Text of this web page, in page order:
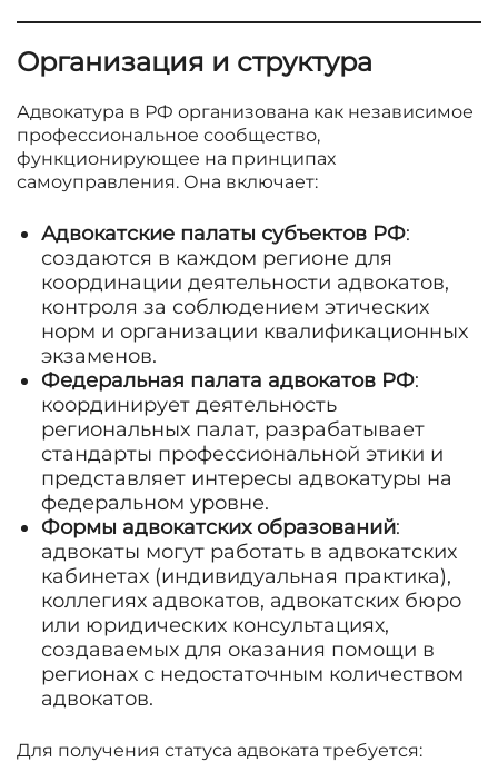
Организация и структура
Адвокатура в РФ организована как независимое
профессиональное сообщество,
функционирующее на принципах
самоуправления. Она включает:
Адвокатские палаты субъектов РФ:
создаются в каждом регионе для
координации деятельности адвокатов,
контроля за соблюдением этических
норм и организации квалификационных
экзаменов.
Федеральная палата адвокатов РФ:
координирует деятельность
региональных палат, разрабатывает
стандарты профессиональной этики и
представляет интересы адвокатуры на
федеральном уровне.
Формы адвокатских образований:
адвокаты могут работать в адвокатских
кабинетах (индивидуальная практика),
коллегиях адвокатов, адвокатских бюро
или юридических консультациях,
создаваемых для оказания помощи в
регионах с недостаточным количеством
адвокатов.
Для получения статуса адвоката требуется: